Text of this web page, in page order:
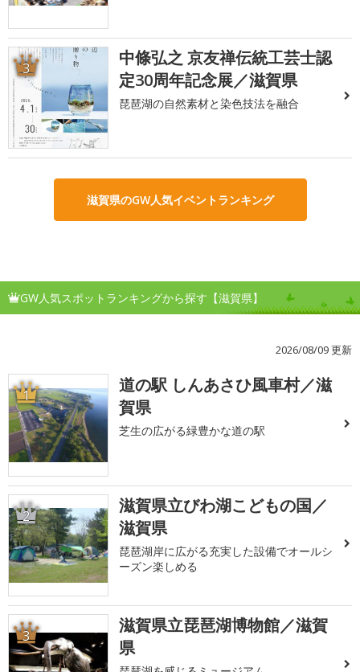
3
中條弘之 京友禅伝統工芸士認
定30周年記念展／滋賀県
琵琶湖の自然素材と染色技法を融合
滋賀県のGW人気イベントランキング
GW人気スポットランキングから探す【滋賀県】
2026/08/09 更新
1
道の駅 しんあさひ風車村／滋
賀県
芝生の広がる緑豊かな道の駅
2
滋賀県立びわ湖こどもの国／
滋賀県
琵琶湖岸に広がる充実した設備でオールシ
ーズン楽しめる
3
滋賀県立琵琶湖博物館／滋賀
県